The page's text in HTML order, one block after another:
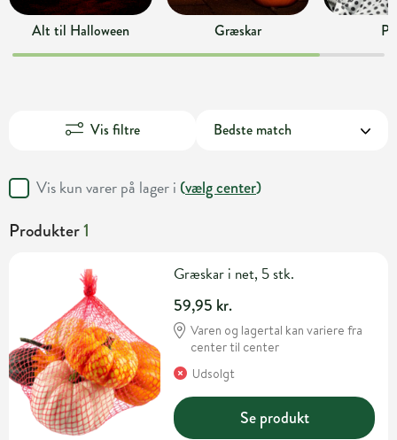
Alt til Halloween Græskar
Vis filtre
Vis kun varer på lager i (vælg center)
Produkter1
Græskar i net, 5 stk.
59,95 kr.
Varen og lagertal kan variere fra
center til center
Udsolgt
Se produkt